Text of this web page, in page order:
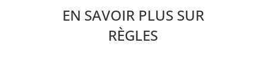
EN SAVOIR PLUS SUR
RÈGLES